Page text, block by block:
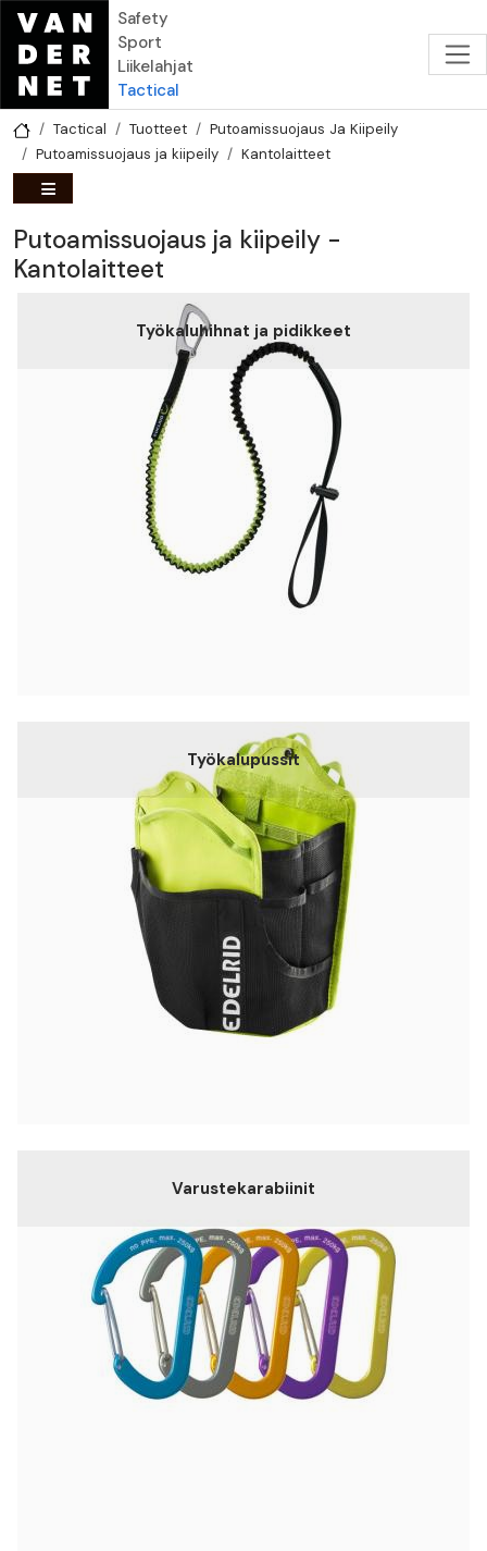
Hyppää pääsisältöön
Safety
Sport
Liikelahjat
Tactical
Tactical Tuotteet
Putoamissuojaus Ja Kiipeily
Putoamissuojaus ja kiipeily
Kantolaitteet
Putoamissuojaus ja kiipeily -
Kantolaitteet
Työkaluhihnat ja pidikkeet
Työkalupussit
Varustekarabiinit